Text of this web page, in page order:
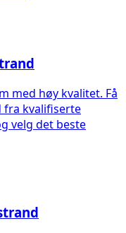
med høy kvalitet. Få
fra kvalifiserte
velg det beste